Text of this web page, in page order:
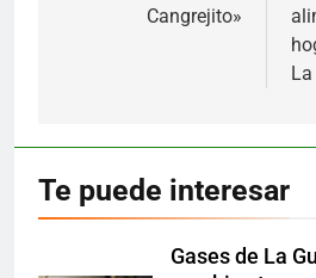
Cangrejito»
Te puede interesar
Gases de La